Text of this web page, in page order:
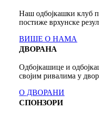
Наш одбојкашки клуб
постиже врхунске
ВИШЕ О НАМА
ДВОРАНА
Одбојкашице и
својим ривалима у
О ДВОРАНИ
СПОНЗОРИ